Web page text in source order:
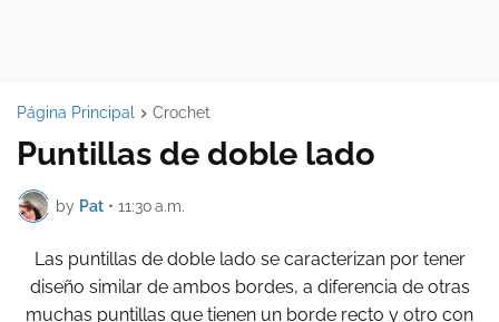
Página Principal Crochet
Puntillas de doble lado
by Pat • 11:30 a.m.
Las puntillas de doble lado se caracterizan por tener
diseño similar de ambos bordes, a diferencia de otras
muchas puntillas que tienen un borde recto y otro con